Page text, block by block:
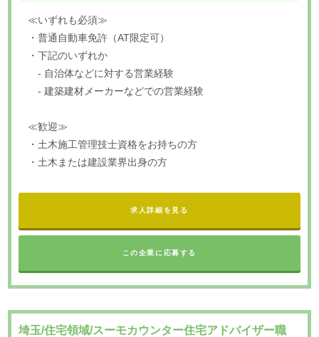
≪いずれも必須≫
・普通自動車免許（AT限定可）
・下記のいずれか
- 自治体などに対する営業経験
- 建築建材メーカーなどでの営業経験
≪歓迎≫
・土木施工管理技士資格をお持ちの方
・土木または建設業界出身の方
求人詳細を見る
この企業に応募する
埼玉/住宅領域/スーモカウンター住宅アドバイザー職